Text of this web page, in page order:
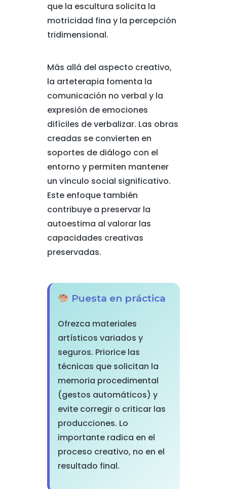
que la escultura solicita la
motricidad fina y la percepción
tridimensional.
Más allá del aspecto creativo,
la arteterapia fomenta la
comunicación no verbal y la
expresión de emociones
difíciles de verbalizar. Las obras
creadas se convierten en
soportes de diálogo con el
entorno y permiten mantener
un vínculo social significativo.
Este enfoque también
contribuye a preservar la
autoestima al valorar las
capacidades creativas
preservadas.
Puesta en práctica
Ofrezca materiales
artísticos variados y
seguros. Priorice las
técnicas que solicitan la
memoria procedimental
(gestos automáticos) y
evite corregir o criticar las
producciones. Lo
importante radica en el
proceso creativo, no en el
resultado final.